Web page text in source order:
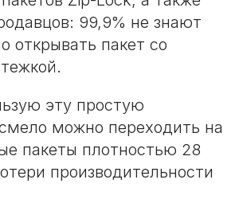
99,9% не знают
открывать пакет со
эту простую
можно переходить на
пакеты плотностью 28
производительности
"Ом-сервис"
городок,
31